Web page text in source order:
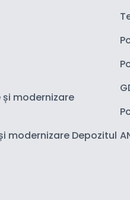
modernizare
modernizare Depozitul